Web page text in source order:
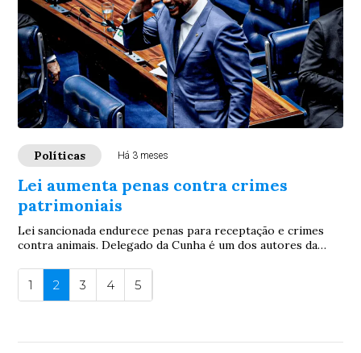
Políticas Há 3 meses
Lei aumenta penas contra crimes
patrimoniais
Lei sancionada endurece penas para receptação e crimes
contra animais. Delegado da Cunha é um dos autores da
1 2 3 4 5